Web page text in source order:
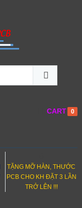
CART 0
TẶNG MỠ HÀN, THƯỚC
PCB CHO KH ĐẶT 3 LẦN
TRỞ LÊN !!!